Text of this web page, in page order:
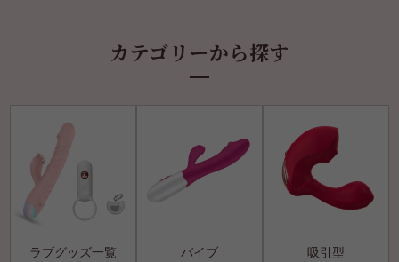
カテゴリーから探す
ラブグッズ一覧 バイブ 吸引型